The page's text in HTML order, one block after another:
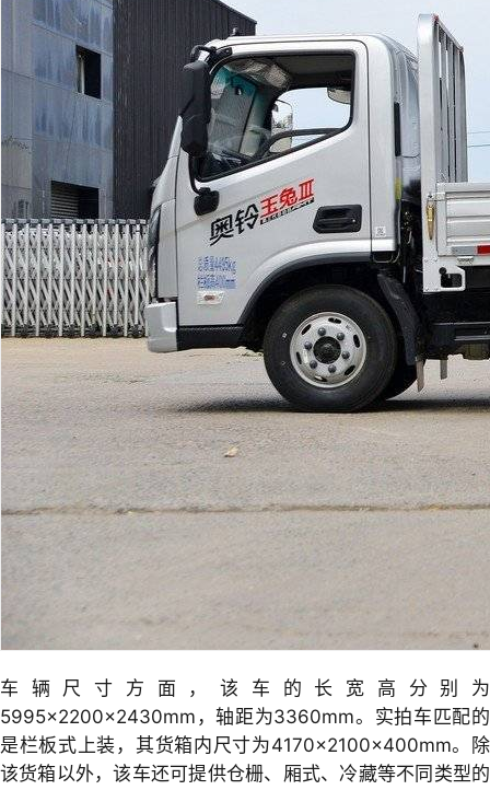
车辆尺寸方面，该车的长宽高分别为
5995×2200×2430mm，轴距为3360mm。实拍车匹配的
是栏板式上装，其货箱内尺寸为4170×2100×400mm。除
该货箱以外，该车还可提供仓栅、厢式、冷藏等不同类型的